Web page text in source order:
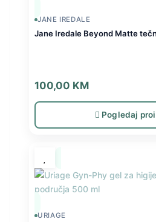
JANE IREDALE
Jane Iredale Beyond Matte
100,00 KM
Pogledaj
URIAGE